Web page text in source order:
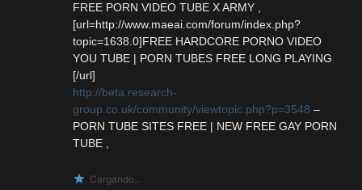
FREE PORN VIDEO TUBE X ARMY ,
[url=http://www.maeai.com/forum/index.php?
topic=1638.0]FREE HARDCORE PORNO VIDEO
YOU TUBE | PORN TUBES FREE LONG PLAYING
[/url]
http://beta.research-
group.co.uk/community/viewtopic.php?p=3548 –
PORN TUBE SITES FREE | NEW FREE GAY PORN
TUBE ,
Cargando...